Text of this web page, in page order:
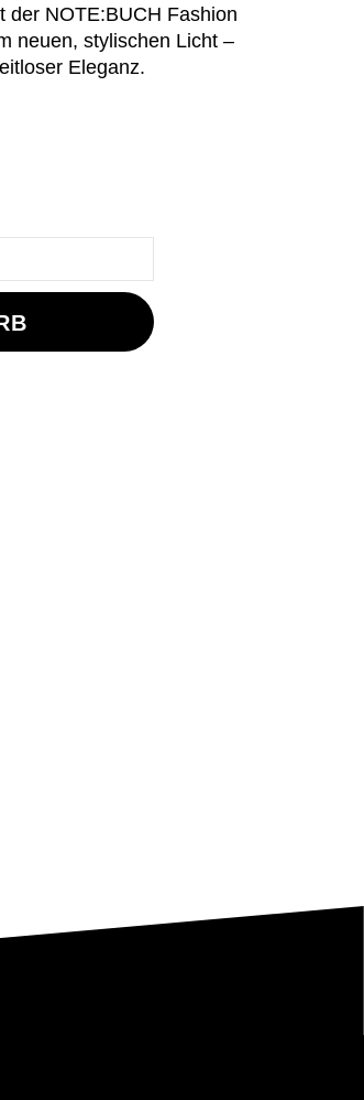
der NOTE:BUCH Fashion
neuen, stylischen Licht –
Eleganz.